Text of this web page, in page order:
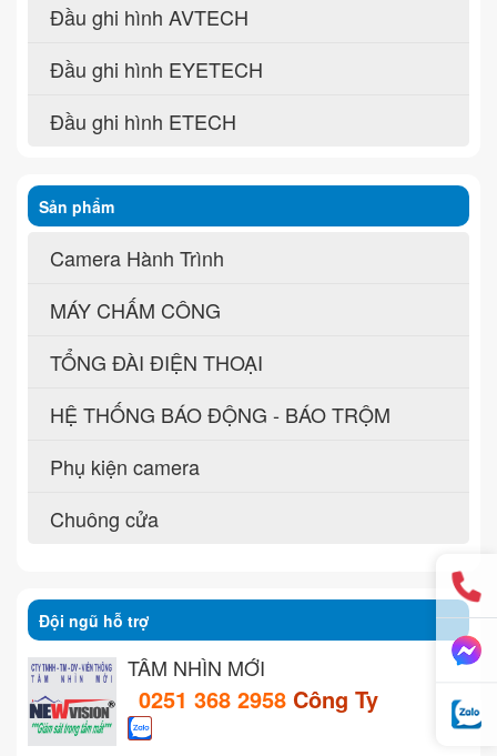
Đầu ghi hình AVTECH
Đầu ghi hình EYETECH
Đầu ghi hình ETECH
Sản phẩm
Camera Hành Trình
MÁY CHẤM CÔNG
TỔNG ĐÀI ĐIỆN THOẠI
HỆ THỐNG BÁO ĐỘNG - BÁO TRỘM
Phụ kiện camera
Chuông cửa
Đội ngũ hỗ trợ
TẦM NHÌN MỚI
0251 368 2958 Công Ty